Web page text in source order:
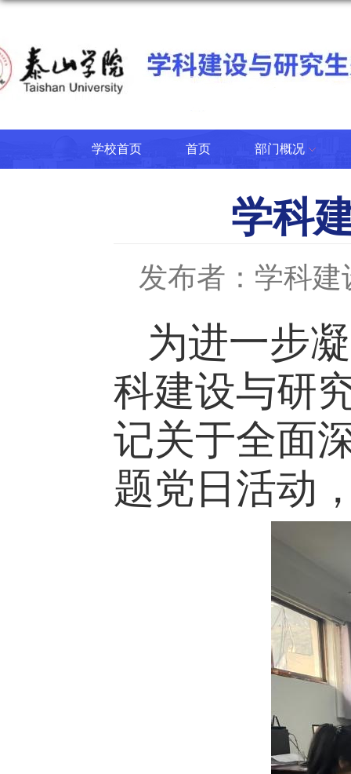
学校首页 首页 部门概况
学科
发布者：学科
为进一步
科建设与研
记关于全面
题党日活动